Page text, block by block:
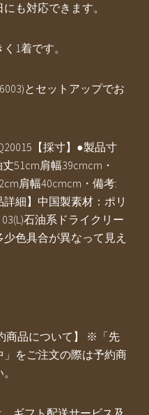
も対応できます。
1着です。
とセットアップでお
【採寸】●製品寸
51cm肩幅39cmcm・
肩幅40cmcm・備考:
細】中国製素材：ポリ
石油系ドライクリー
色具合が異なって見え
商品について】 ※「先
をご注文の際は予約商